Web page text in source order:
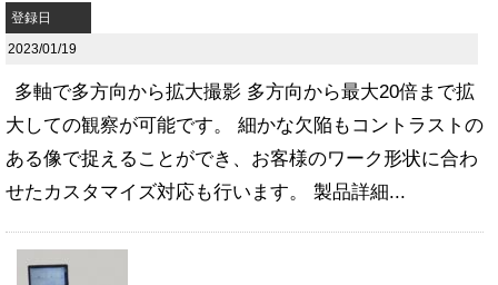
登録日
2023/01/19
多軸で多方向から拡大撮影 多方向から最大20倍まで拡
大しての観察が可能です。 細かな欠陥もコントラストの
ある像で捉えることができ、お客様のワーク形状に合わ
せたカスタマイズ対応も行います。 製品詳細...